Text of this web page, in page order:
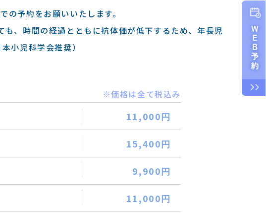
予約をお願いいたします。
、時間の経過とともに抗体価が低下するため、年長児
小児科学会推奨）
※価格は全て税込み
11,000円
15,400円
9,900円
11,000円